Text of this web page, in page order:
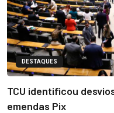
DESTAQUES
TCU identificou
emendas Pix